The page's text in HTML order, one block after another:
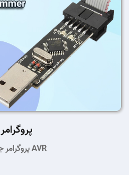
پروگرامر
پروگرامر جیبی AVR